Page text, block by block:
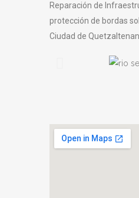
Reparación de
protección de bordas
Ciudad de